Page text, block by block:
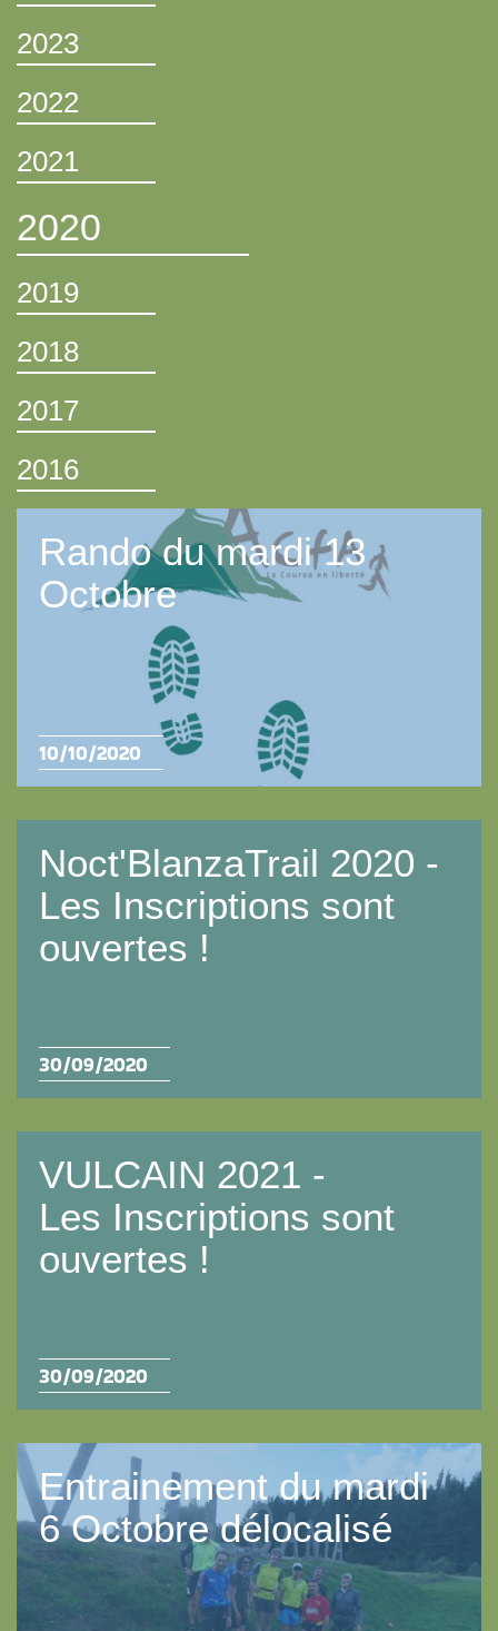
2023
2022
2021
2020
2019
2018
2017
2016
Rando du mardi 13
Octobre
10/10/2020
Noct'BlanzaTrail 2020 -
Les Inscriptions sont
ouvertes !
30/09/2020
VULCAIN 2021 -
Les Inscriptions sont
ouvertes !
30/09/2020
Entrainement du mardi
6 Octobre délocalisé